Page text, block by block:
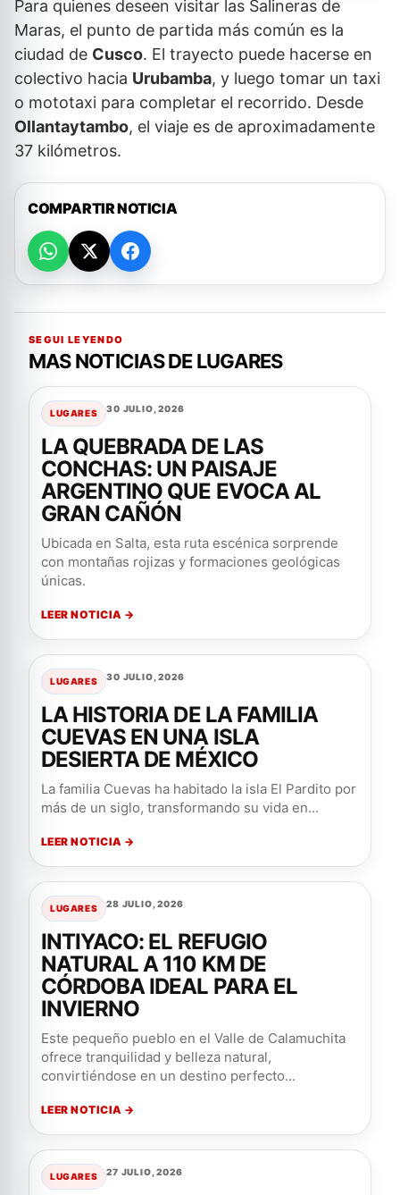
Para quienes deseen visitar las Salineras de
Maras, el punto de partida más común es la
ciudad de Cusco. El trayecto puede hacerse en
colectivo hacia Urubamba, y luego tomar un taxi
o mototaxi para completar el recorrido. Desde
Ollantaytambo, el viaje es de aproximadamente
37 kilómetros.
COMPARTIR NOTICIA
SEGUI LEYENDO
MAS NOTICIAS DE LUGARES
LUGARES 30 JULIO, 2026
LA QUEBRADA DE LAS
CONCHAS: UN PAISAJE
ARGENTINO QUE EVOCA AL
GRAN CAÑÓN
Ubicada en Salta, esta ruta escénica sorprende
con montañas rojizas y formaciones geológicas
únicas.
LEER NOTICIA →
LUGARES 30 JULIO, 2026
LA HISTORIA DE LA FAMILIA
CUEVAS EN UNA ISLA
DESIERTA DE MÉXICO
La familia Cuevas ha habitado la isla El Pardito por
más de un siglo, transformando su vida en...
LEER NOTICIA →
LUGARES 28 JULIO, 2026
INTIYACO: EL REFUGIO
NATURAL A 110 KM DE
CÓRDOBA IDEAL PARA EL
INVIERNO
Este pequeño pueblo en el Valle de Calamuchita
ofrece tranquilidad y belleza natural,
convirtiéndose en un destino perfecto...
LEER NOTICIA →
LUGARES 27 JULIO, 2026